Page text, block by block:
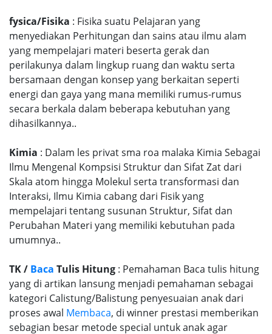
fysica/Fisika : Fisika suatu Pelajaran yang
menyediakan Perhitungan dan sains atau ilmu alam
yang mempelajari materi beserta gerak dan
perilakunya dalam lingkup ruang dan waktu serta
bersamaan dengan konsep yang berkaitan seperti
energi dan gaya yang mana memiliki rumus-rumus
secara berkala dalam beberapa kebutuhan yang
dihasilkannya..
Kimia : Dalam les privat sma roa malaka Kimia Sebagai
Ilmu Mengenal Kompsisi Struktur dan Sifat Zat dari
Skala atom hingga Molekul serta transformasi dan
Interaksi, Ilmu Kimia cabang dari Fisik yang
mempelajari tentang susunan Struktur, Sifat dan
Perubahan Materi yang memiliki kebutuhan pada
umumnya..
TK / Baca Tulis Hitung : Pemahaman Baca tulis hitung
yang di artikan lansung menjadi pemahaman sebagai
kategori Calistung/Balistung penyesuaian anak dari
proses awal Membaca, di winner prestasi memberikan
sebagian besar metode special untuk anak agar